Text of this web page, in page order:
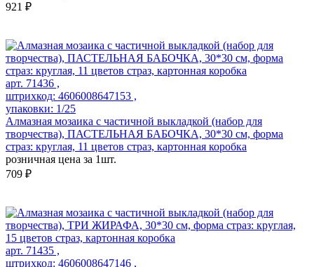
921 ₽
арт. 71436 ,
штрихкод: 4606008647153 ,
упаковки: 1/25
Алмазная мозаика с частичной выкладкой (набор для
творчества), ПАСТЕЛЬНАЯ БАБОЧКА, 30*30 см, форма
страз: круглая, 11 цветов страз, картонная коробка
розничная цена за 1шт.
709 ₽
арт. 71435 ,
штрихкод: 4606008647146 ,